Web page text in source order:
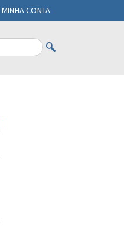
MINHA CONTA